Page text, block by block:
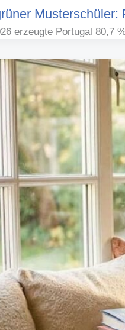
erzeugte Portugal 80,7